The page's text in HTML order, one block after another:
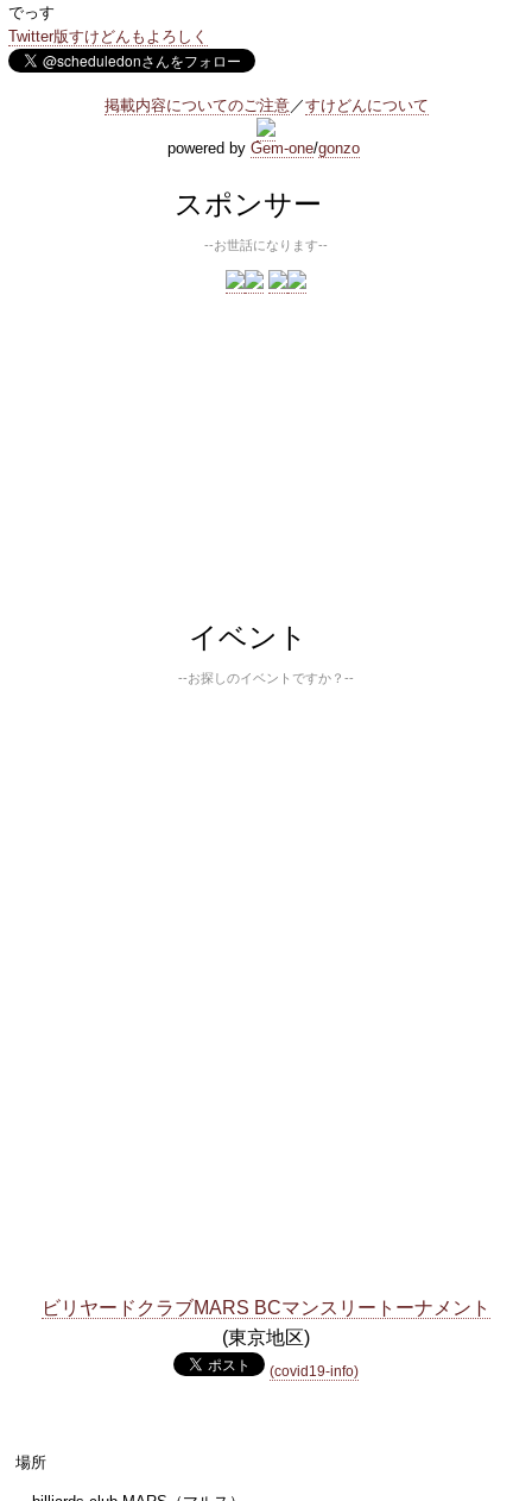
でっす
Twitter版すけどんもよろしく
掲載内容についてのご注意／すけどんについて
powered by Gem-one/gonzo
スポンサー
--お世話になります--
イベント
--お探しのイベントですか？--
ビリヤードクラブMARS BCマンスリートーナメント
(東京地区)
(covid19-info)
場所